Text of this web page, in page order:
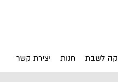
לשבת חנות יצירת קשר